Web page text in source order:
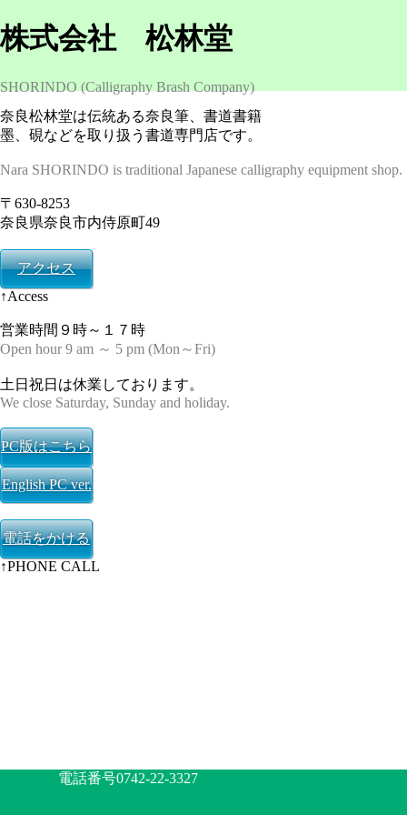
株式会社 松林堂
SHORINDO (Calligraphy Brash Company)
奈良松林堂は伝統ある奈良筆、書道書籍
墨、硯などを取り扱う書道専門店です。
Nara SHORINDO is traditional Japanese calligraphy equipment shop.
〒630-8253
奈良県奈良市内侍原町49
アクセス
↑Access
営業時間９時～１７時
Open hour 9 am ～ 5 pm (Mon～Fri)
土日祝日は休業しております。
We close Saturday, Sunday and holiday.
PC版はこちら
English PC ver.
電話をかける
↑PHONE CALL
電話番号0742-22-3327